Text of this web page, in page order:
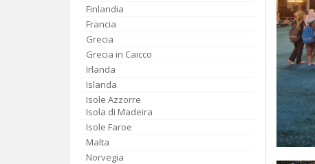
Finlandia
Francia
Grecia
Grecia in Caicco
Irlanda
Islanda
Isole Azzorre
Isola di Madeira
Isole Faroe
Malta
Norvegia